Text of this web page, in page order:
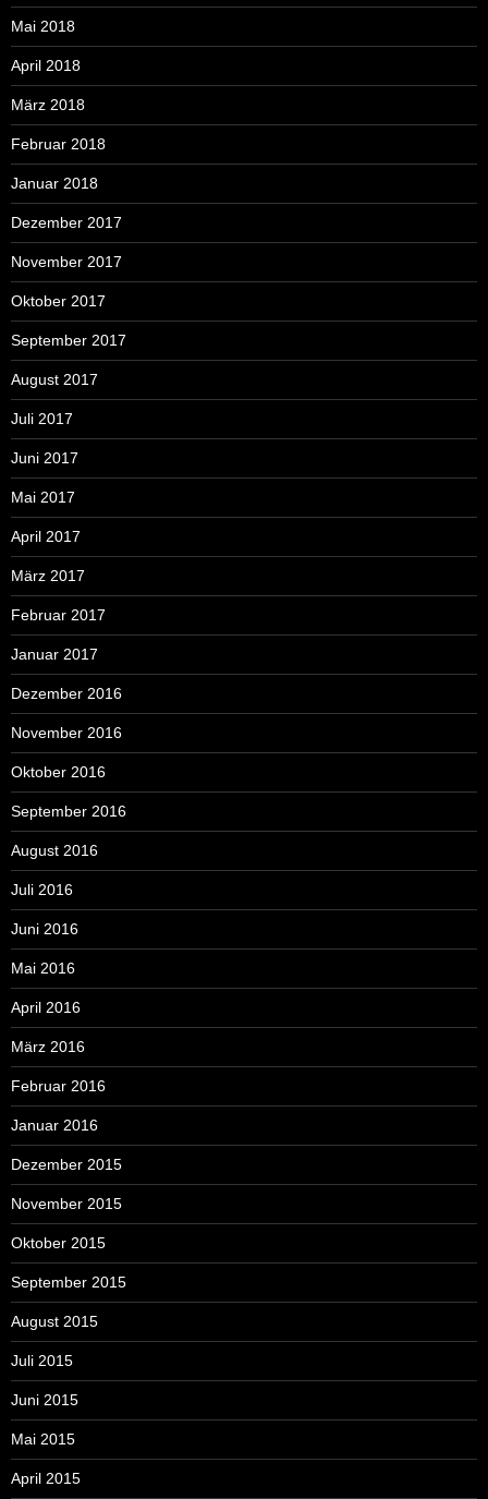
Mai 2018
April 2018
März 2018
Februar 2018
Januar 2018
Dezember 2017
November 2017
Oktober 2017
September 2017
August 2017
Juli 2017
Juni 2017
Mai 2017
April 2017
März 2017
Februar 2017
Januar 2017
Dezember 2016
November 2016
Oktober 2016
September 2016
August 2016
Juli 2016
Juni 2016
Mai 2016
April 2016
März 2016
Februar 2016
Januar 2016
Dezember 2015
November 2015
Oktober 2015
September 2015
August 2015
Juli 2015
Juni 2015
Mai 2015
April 2015